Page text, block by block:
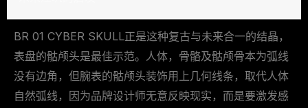
BR 01 CYBER SKULL正是这种复古与未来合一的结晶，
表盘的骷颅头是最佳示范。人体，骨骼及骷颅骨本为弧线
没有边角，但腕表的骷颅头装饰用上几何线条，取代人体
自然弧线，因为品牌设计师无意反映现实，而是要激发感